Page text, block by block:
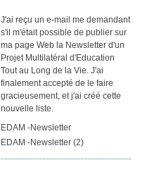
J'ai reçu un e-mail me demandant
s'il m'était possible de publier sur
ma page Web la Newsletter d'un
Projet Multilatéral d'Education
Tout au Long de la Vie. J'ai
finalement accepté de le faire
gracieusement, et j'ai créé cette
nouvelle liste.
EDAM -Newsletter
EDAM -Newsletter (2)